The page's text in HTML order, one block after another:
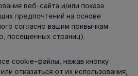
веб-сайта и/или показа
предпочтений на основе
согласно вашим привычкам
посещенных страниц).
cookie-файлы, нажав кнопку
отказаться от их использования,